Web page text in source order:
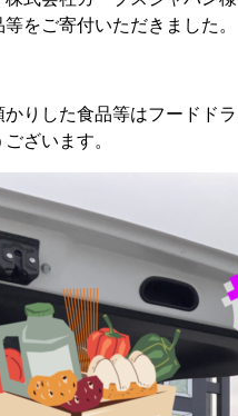
等をご寄付いただきました。
かりした食品等はフードド
ざいます。